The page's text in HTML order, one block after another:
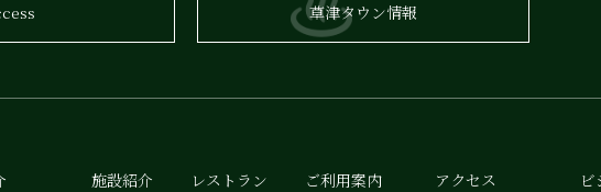
草津タウン情報
施設紹介 レストラン
ご利用案内
アクセス